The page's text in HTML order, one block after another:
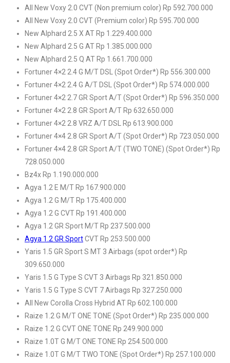
All New Voxy 2.0 CVT (Non premium color) Rp 592.700.000
All New Voxy 2.0 CVT (Premium color) Rp 595.700.000
New Alphard 2.5 X AT Rp 1.229.400.000
New Alphard 2.5 G AT Rp 1.385.000.000
New Alphard 2.5 Q AT Rp 1.661.700.000
Fortuner 4×2 2.4 G M/T DSL (Spot Order*) Rp 556.300.000
Fortuner 4×2 2.4 G A/T DSL (Spot Order*) Rp 574.000.000
Fortuner 4×2 2.7 GR Sport A/T (Spot Order*) Rp 596.350.000
Fortuner 4×2 2.8 GR Sport A/T Rp 632.650.000
Fortuner 4×2 2.8 VRZ A/T DSL Rp 613.900.000
Fortuner 4×4 2.8 GR Sport A/T (Spot Order*) Rp 723.050.000
Fortuner 4×4 2.8 GR Sport A/T (TWO TONE) (Spot Order*) Rp
728.050.000
Bz4x Rp 1.190.000.000
Agya 1.2 E M/T Rp 167.900.000
Agya 1.2 G M/T Rp 175.400.000
Agya 1.2 G CVT Rp 191.400.000
Agya 1.2 GR Sport M/T Rp 237.500.000
Agya 1.2 GR SportCVT Rp 253.500.000
Yaris 1.5 GR Sport S MT 3 Airbags (spot order*) Rp
309.650.000
Yaris 1.5 G Type S CVT 3 Airbags Rp 321.850.000
Yaris 1.5 G Type S CVT 7 Airbags Rp 327.250.000
All New Corolla Cross Hybrid AT Rp 602.100.000
Raize 1.2 G M/T ONE TONE (Spot Order*) Rp 235.000.000
Raize 1.2 G CVT ONE TONE Rp 249.900.000
Raize 1.0T G M/T ONE TONE Rp 254.500.000
Raize 1.0T G M/T TWO TONE (Spot Order*) Rp 257.100.000